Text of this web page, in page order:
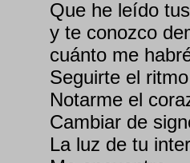
Que he leído
y te conozco
cuánto me
Seguirte el ritmo
Notarme el
Cambiar de
La luz de tu